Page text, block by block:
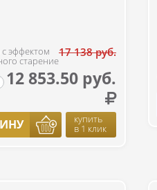
с эффектом
старение
17 138 руб.
12 853.50 руб.
купить
в 1 клик